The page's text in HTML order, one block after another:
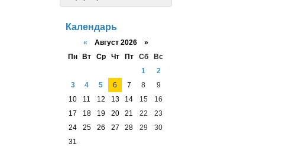
Календарь
« Август 2026 »
Пн
Вт Ср Чт Пт Сб
Вс
1
2
3
4 5 6 7 8
9
10
11 12 13 14 15
16
17
18 19 20 21 22
23
24
25 26 27 28 29
30
31